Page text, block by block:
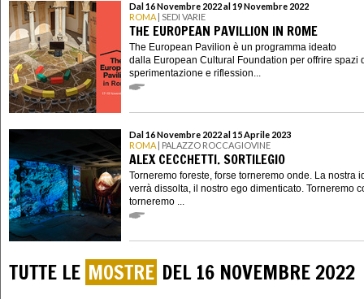
Dal 16 Novembre 2022 al 19 Novembre 2022
ROMA | SEDI VARIE
THE EUROPEAN PAVILLION IN ROME
The European Pavilion è un programma ideato
dalla European Cultural Foundation per offrire spazi
sperimentazione e riflession...
Dal 16 Novembre 2022 al 15 Aprile 2023
ROMA | PALAZZO ROCCAGIOVINE
ALEX CECCHETTI. SORTILEGIO
Torneremo foreste, forse torneremo onde. La nostra
verrà dissolta, il nostro ego dimenticato. Torneremo
torneremo ...
TUTTE LE MOSTRE DEL 16 NOVEMBRE 2022